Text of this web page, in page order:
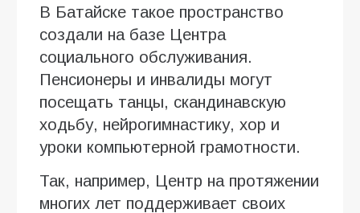
В Батайске такое пространство
создали на базе Центра
социального обслуживания.
Пенсионеры и инвалиды могут
посещать танцы, скандинавскую
ходьбу, нейрогимнастику, хор и
уроки компьютерной грамотности.
Так, например, Центр на протяжении
многих лет поддерживает своих